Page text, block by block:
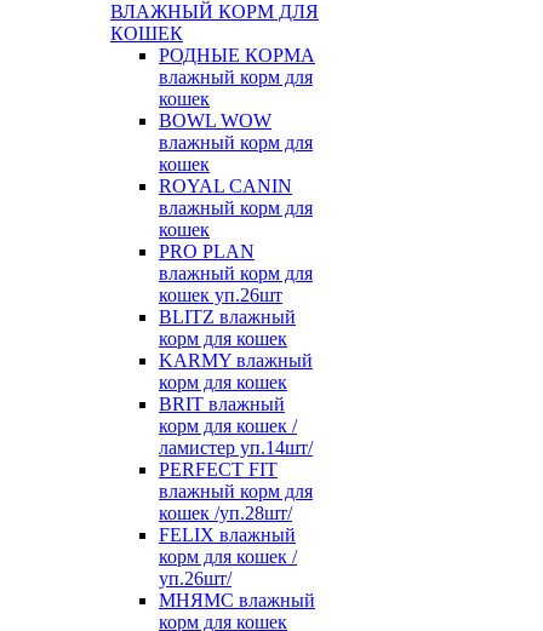
ВЛАЖНЫЙ КОРМ ДЛЯ
КОШЕК
РОДНЫЕ КОРМА
влажный корм для
кошек
BOWL WOW
влажный корм для
кошек
ROYAL CANIN
влажный корм для
кошек
PRO PLAN
влажный корм для
кошек уп.26шт
BLITZ влажный
корм для кошек
KARMY влажный
корм для кошек
BRIT влажный
корм для кошек /
ламистер уп.14шт/
PERFECT FIT
влажный корм для
кошек /уп.28шт/
FELIX влажный
корм для кошек /
уп.26шт/
МНЯМС влажный
корм для кошек